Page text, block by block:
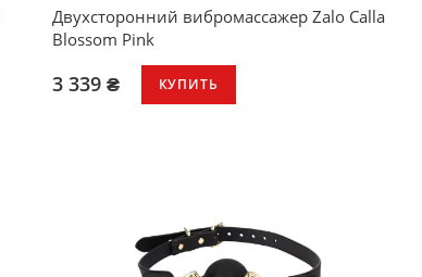
Двухсторонний вибромассажер Zalo Calla
Blossom Pink
3 339 ₴ КУПИТЬ